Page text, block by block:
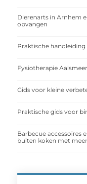
Dierenarts in Arnhem
opvangen
Praktische
Fysiotherapie
Gids voor kleine
Praktische gids voor
Barbecue accessoires
buiten koken met